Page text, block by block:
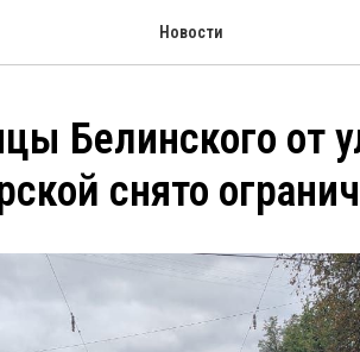
Новости
Белинского от
снято